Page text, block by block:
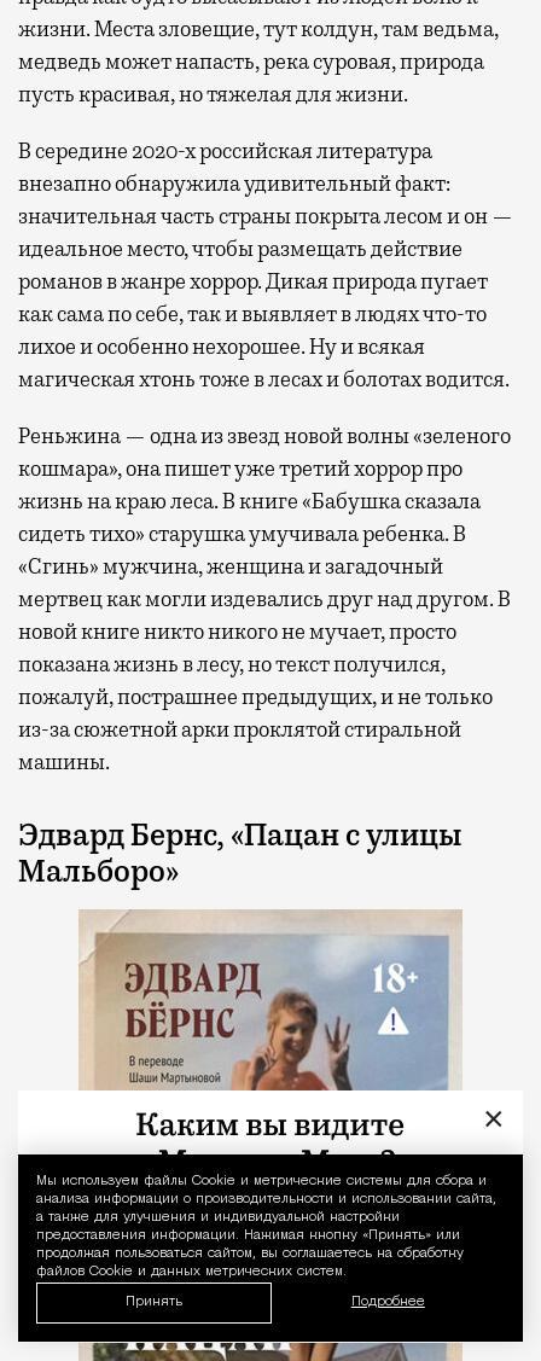
Уведомление
Мы используем файлы Сookie и метрические системы для сбора и
анализа информации о производительности и использовании сайта,
а также для улучшения и индивидуальной настройки
предоставления информации. Нажимая кнопку «Принять» или
продолжая пользоваться сайтом, вы соглашаетесь на обработку
файлов Cookie и данных метрических систем.
Принять Подробнее
жизни. Места зловещие, тут колдун, там ведьма,
медведь может напасть, река суровая, природа
пусть красивая, но тяжелая для жизни.
В середине 2020-х российская литература
внезапно обнаружила удивительный факт:
значительная часть страны покрыта лесом и он —
идеальное место, чтобы размещать действие
романов в жанре хоррор. Дикая природа пугает
как сама по себе, так и выявляет в людях что-то
лихое и особенно нехорошее. Ну и всякая
магическая хтонь тоже в лесах и болотах водится.
Реньжина — одна из звезд новой волны «зеленого
кошмара», она пишет уже третий хоррор про
жизнь на краю леса. В книге «Бабушка сказала
сидеть тихо» старушка умучивала ребенка. В
«Сгинь» мужчина, женщина и загадочный
мертвец как могли издевались друг над другом. В
новой книге никто никого не мучает, просто
показана жизнь в лесу, но текст получился,
пожалуй, пострашнее предыдущих, и не только
из-за сюжетной арки проклятой стиральной
машины.
Эдвард Бернс, «Пацан с улицы
Мальборо»
×